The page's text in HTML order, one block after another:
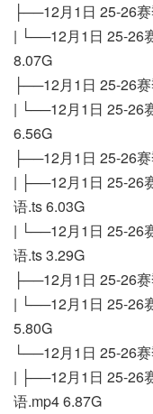
├──12月1日 25-26
| └──12月1日 25-26
8.07G
├──12月1日 25-26
| └──12月1日 25-26
6.56G
├──12月1日 25-26
| ├──12月1日 25-26
语.ts 6.03G
| └──12月1日 25-26
语.ts 3.29G
├──12月1日 25-26
| └──12月1日 25-26
5.80G
└──12月1日 25-26
| ├──12月1日 25-26
语.mp4 6.87G